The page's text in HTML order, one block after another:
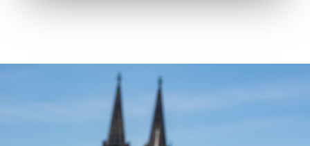
Покраска автомобиля и
герметизация дисков
WB Rapid On - герметик и
финишное покрытие для
автомобильных красок с